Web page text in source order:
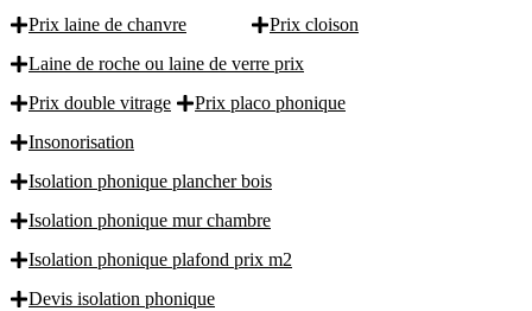
Prix laine de chanvre
Prix cloison
Laine de roche ou laine de verre prix
Prix double vitrage
Prix placo phonique
Insonorisation
Isolation phonique plancher bois
Isolation phonique mur chambre
Isolation phonique plafond prix m2
Devis isolation phonique